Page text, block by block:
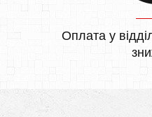
Оплата у